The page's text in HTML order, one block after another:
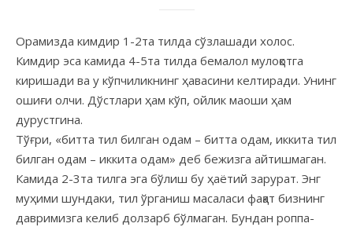
Орамизда кимдир 1-2та тилда сўзлашади холос.
Кимдир эса камида 4-5та тилда бемалол мулоқотга
киришади ва у кўпчиликнинг ҳавасини келтиради. Унинг
ошиғи олчи. Дўстлари ҳам кўп, ойлик маоши ҳам
дурустгина.
Тўғри, «битта тил билган одам – битта одам, иккита тил
билган одам – иккита одам» деб бежизга айтишмаган.
Камида 2-3та тилга эга бўлиш бу ҳаётий зарурат. Энг
муҳими шундаки, тил ўрганиш масаласи фақат бизнинг
давримизга келиб долзарб бўлмаган. Бундан роппа-